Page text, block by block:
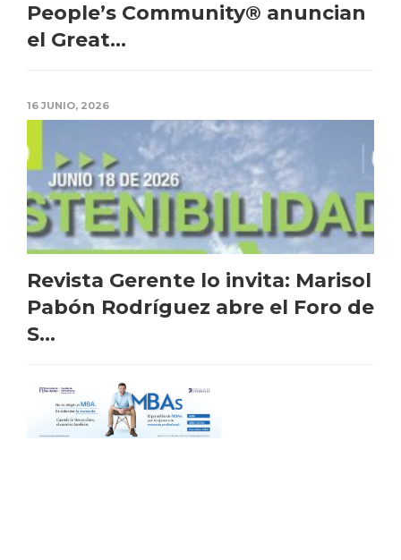
People’s Community® anuncian
el Great...
16 JUNIO, 2026
Revista Gerente lo invita: Marisol
Pabón Rodríguez abre el Foro de
S...